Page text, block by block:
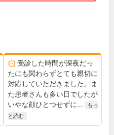
受診した時間が深夜だっ
たにも関わらずとても親切に
対応していただきました。ま
た患者さんも多い日でしたが
いやな顔ひとつせずに...
もっ
と読む